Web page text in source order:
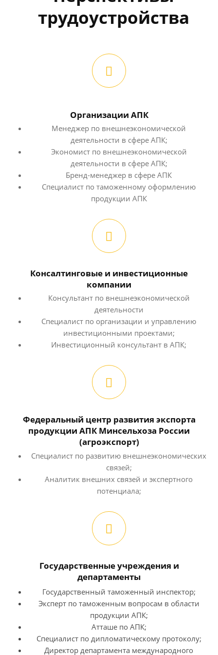
трудоустройства
Организации АПК
Менеджер по внешнеэкономической
деятельности в сфере АПК;
Экономист по внешнеэкономической
деятельности в сфере АПК;
Бренд-менеджер в сфере АПК
Специалист по таможенному оформлению
продукции АПК
Консалтинговые и инвестиционные
компании
Консультант по внешнеэкономической
деятельности
Специалист по организации и управлению
инвестиционными проектами;
Инвестиционный консультант в АПК;
Федеральный центр развития экспорта
продукции АПК Минсельхоза России
(агроэкспорт)
Специалист по развитию внешнеэкономических
связей;
Аналитик внешних связей и экспертного
потенциала;
Государственные учреждения и
департаменты
Государственный таможенный инспектор;
Эксперт по таможенным вопросам в области
продукции АПК;
Атташе по АПК;
Специалист по дипломатическому протоколу;
Директор департамента международного